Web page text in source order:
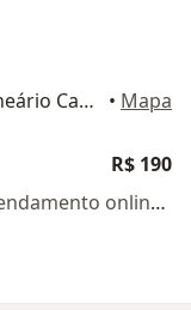
Rua Gaturamo, 100 - sala 01, Balneário Camboriú • Mapa
R$ 190
Esse especialista não oferece agendamento online para esse endereço.